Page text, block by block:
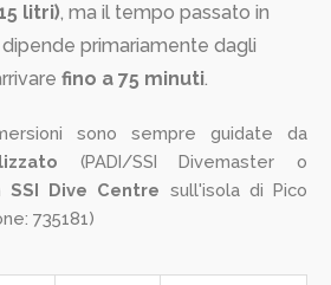
litri), ma il tempo passato in
primariamente dagli
fino a 75 minuti.
sono sempre guidate da
(PADI/SSI Divemaster o
SSI Dive Centre sull'isola di Pico
735181)